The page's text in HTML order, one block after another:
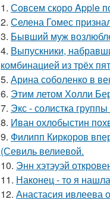
1. Совсем скоро Apple
2. Селена Гомес
3. Бывший муж
4. Выпускники,
комбинацией из трёх
5. Арина соболенко в
6. Этим летом Холли
7. Экс - солистка
8. Иван охлобыстин
9. Филипп Киркоров
(Севиль велиевой.
10. Энн хэтэуэй
11. Наконец - то я
12. Анастасия ивлеева